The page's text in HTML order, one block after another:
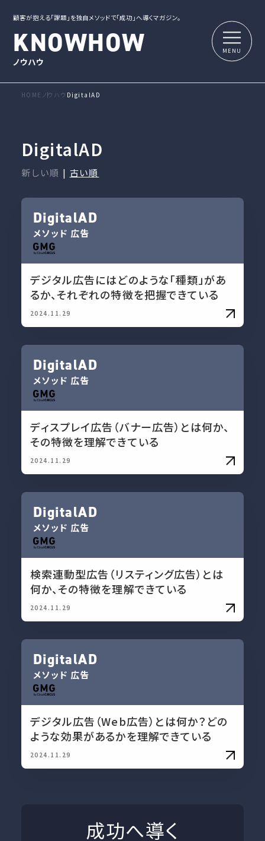
顧客が抱える「課題」を独自メソッドで「成功」へ導くマガジン。
KNOWHOW
ノウハウ
HOME ノウハウ DigitalAD
DigitalAD
新しい順 | 古い順
DigitalAD
メソッド 広告
デジタル広告にはどのような「種類」があ
るか、それぞれの特徴を把握できている
2024.11.29
DigitalAD
メソッド 広告
ディスプレイ広告（バナー広告）とは何か、
その特徴を理解できている
2024.11.29
DigitalAD
メソッド 広告
検索連動型広告（リスティング広告）とは
何か、その特徴を理解できている
2024.11.29
DigitalAD
メソッド 広告
デジタル広告（Web広告）とは何か？どの
ような効果があるかを理解できている
2024.11.29
成功へ導く